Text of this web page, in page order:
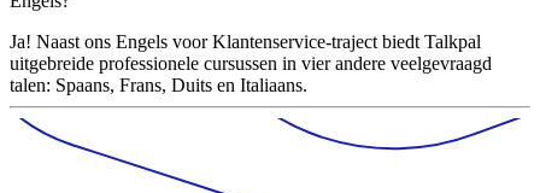
Ja! Naast ons Engels voor Klantenservice-traject biedt Talkpal
uitgebreide professionele cursussen in vier andere veelgevraagd
talen: Spaans, Frans, Duits en Italiaans.